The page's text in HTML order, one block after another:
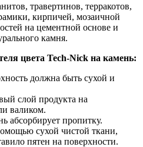
травертинов, терракотов,
кирпичей, мозаичной
на цементной основе и
камня.
цвета Tech-Nick на камень:
должна быть сухой и
слой продукта на
валиком.
абсорбирует пропитку.
сухой чистой ткани,
пятен на поверхности.